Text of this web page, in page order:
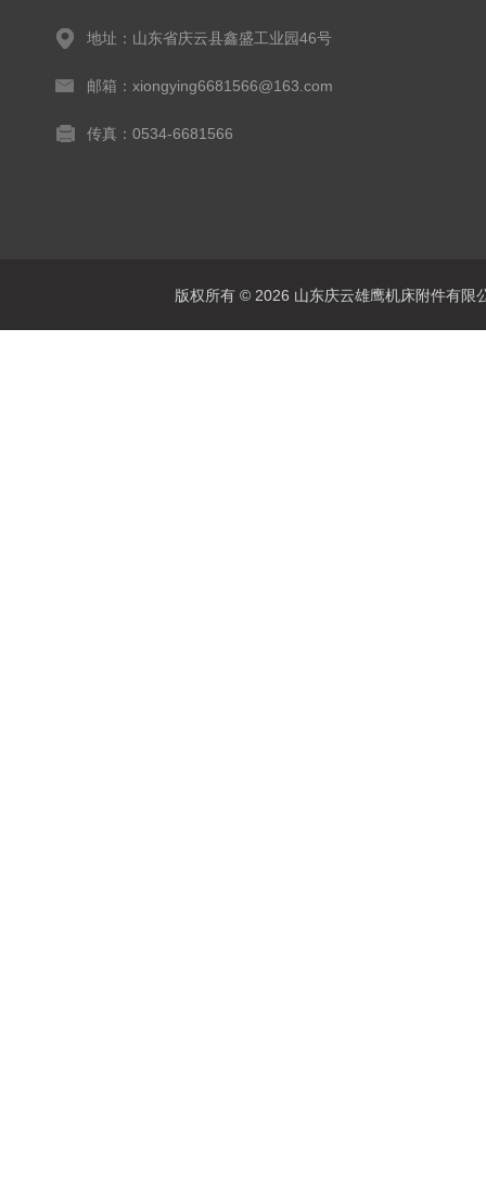
地址：山东省庆云县鑫盛工业园46号
邮箱：xiongying6681566@163.com
传真：0534-6681566
版权所有 © 2026 山东庆云雄鹰机床附件有